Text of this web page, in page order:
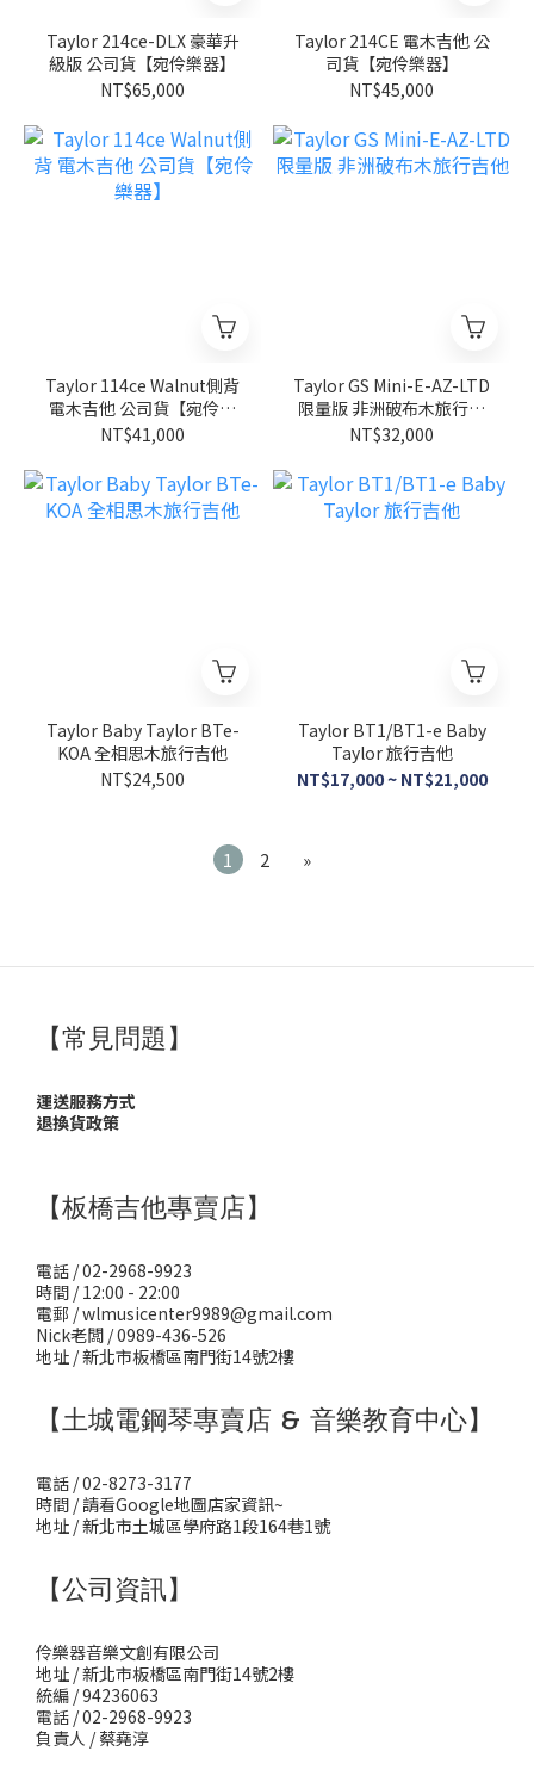
Taylor 214ce-DLX 豪華升
級版 公司貨【宛伶樂器】
NT$65,000
Taylor 214CE 電木吉他 公
司貨【宛伶樂器】
NT$45,000
Taylor 114ce Walnut側背
電木吉他 公司貨【宛伶樂
器】
NT$41,000
Taylor GS Mini-E-AZ-LTD
限量版 非洲破布木旅行吉
他
NT$32,000
Taylor Baby Taylor BTe-
KOA 全相思木旅行吉他
NT$24,500
Taylor BT1/BT1-e Baby
Taylor 旅行吉他
NT$17,000 ~ NT$21,000
1 2 »
【常見問題】
運送服務方式
退換貨政策
【板橋吉他專賣店】
電話 / 02-2968-9923
時間 / 12:00 - 22:00
電郵 / wlmusicenter9989@gmail.com
Nick老闆 / 0989-436-526
地址 / 新北市板橋區南門街14號2樓
【土城電鋼琴專賣店 & 音樂教育中心】
電話 / 02-8273-3177
時間 / 請看Google地圖店家資訊~
地址 / 新北市土城區學府路1段164巷1號
【公司資訊】
伶樂器音樂文創有限公司
地址 / 新北市板橋區南門街14號2樓
統編 / 94236063
電話 / 02-2968-9923
負責人 / 蔡堯淳